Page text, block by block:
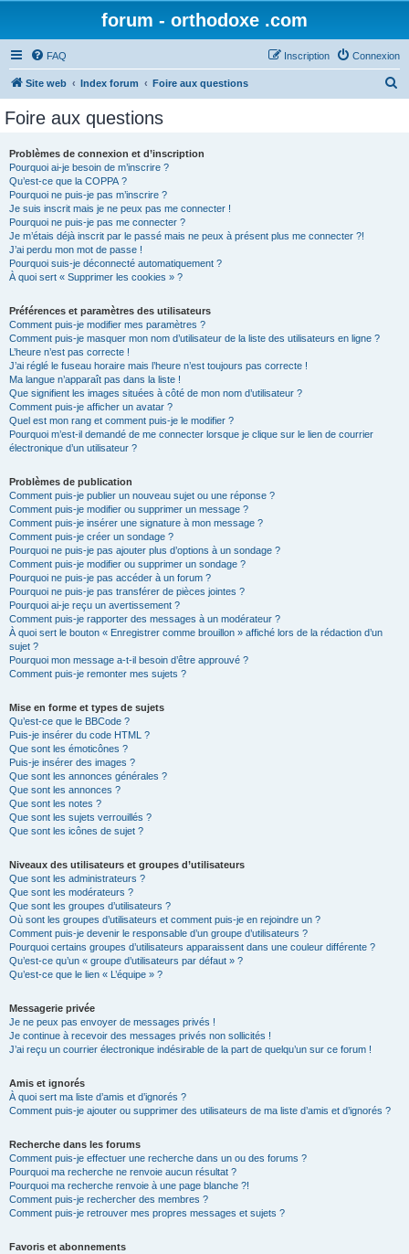
forum - orthodoxe .com
FAQ Connexion
Inscription
Site web Index forum Foire aux questions
Foire aux questions
Problèmes de connexion et d’inscription
Pourquoi ai-je besoin de m’inscrire ?
Qu’est-ce que la COPPA ?
Pourquoi ne puis-je pas m’inscrire ?
Je suis inscrit mais je ne peux pas me connecter !
Pourquoi ne puis-je pas me connecter ?
Je m’étais déjà inscrit par le passé mais ne peux à présent plus me connecter ?!
J’ai perdu mon mot de passe !
Pourquoi suis-je déconnecté automatiquement ?
À quoi sert « Supprimer les cookies » ?
Préférences et paramètres des utilisateurs
Comment puis-je modifier mes paramètres ?
Comment puis-je masquer mon nom d’utilisateur de la liste des utilisateurs en ligne ?
L’heure n’est pas correcte !
J’ai réglé le fuseau horaire mais l’heure n’est toujours pas correcte !
Ma langue n’apparaît pas dans la liste !
Que signifient les images situées à côté de mon nom d’utilisateur ?
Comment puis-je afficher un avatar ?
Quel est mon rang et comment puis-je le modifier ?
Pourquoi m’est-il demandé de me connecter lorsque je clique sur le lien de courrier
électronique d’un utilisateur ?
Problèmes de publication
Comment puis-je publier un nouveau sujet ou une réponse ?
Comment puis-je modifier ou supprimer un message ?
Comment puis-je insérer une signature à mon message ?
Comment puis-je créer un sondage ?
Pourquoi ne puis-je pas ajouter plus d’options à un sondage ?
Comment puis-je modifier ou supprimer un sondage ?
Pourquoi ne puis-je pas accéder à un forum ?
Pourquoi ne puis-je pas transférer de pièces jointes ?
Pourquoi ai-je reçu un avertissement ?
Comment puis-je rapporter des messages à un modérateur ?
À quoi sert le bouton « Enregistrer comme brouillon » affiché lors de la rédaction d’un
sujet ?
Pourquoi mon message a-t-il besoin d’être approuvé ?
Comment puis-je remonter mes sujets ?
Mise en forme et types de sujets
Qu’est-ce que le BBCode ?
Puis-je insérer du code HTML ?
Que sont les émoticônes ?
Puis-je insérer des images ?
Que sont les annonces générales ?
Que sont les annonces ?
Que sont les notes ?
Que sont les sujets verrouillés ?
Que sont les icônes de sujet ?
Niveaux des utilisateurs et groupes d’utilisateurs
Que sont les administrateurs ?
Que sont les modérateurs ?
Que sont les groupes d’utilisateurs ?
Où sont les groupes d’utilisateurs et comment puis-je en rejoindre un ?
Comment puis-je devenir le responsable d’un groupe d’utilisateurs ?
Pourquoi certains groupes d’utilisateurs apparaissent dans une couleur différente ?
Qu’est-ce qu’un « groupe d’utilisateurs par défaut » ?
Qu’est-ce que le lien « L’équipe » ?
Messagerie privée
Je ne peux pas envoyer de messages privés !
Je continue à recevoir des messages privés non sollicités !
J’ai reçu un courrier électronique indésirable de la part de quelqu’un sur ce forum !
Amis et ignorés
À quoi sert ma liste d’amis et d’ignorés ?
Comment puis-je ajouter ou supprimer des utilisateurs de ma liste d’amis et d’ignorés ?
Recherche dans les forums
Comment puis-je effectuer une recherche dans un ou des forums ?
Pourquoi ma recherche ne renvoie aucun résultat ?
Pourquoi ma recherche renvoie à une page blanche ?!
Comment puis-je rechercher des membres ?
Comment puis-je retrouver mes propres messages et sujets ?
Favoris et abonnements